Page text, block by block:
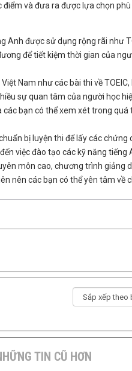
và đưa ra được lựa chọn phù
Anh được sử dụng rộng rãi như
để tiết kiệm thời gian của
Nam như các bài thi về
sự quan tâm của người học
bạn có thể xem xét trong
bị luyện thi để lấy các
việc đào tạo các kỹ năng
môn cao, chương trình giảng
nên các bạn có thể yên tâm về
TIN CŨ HƠN